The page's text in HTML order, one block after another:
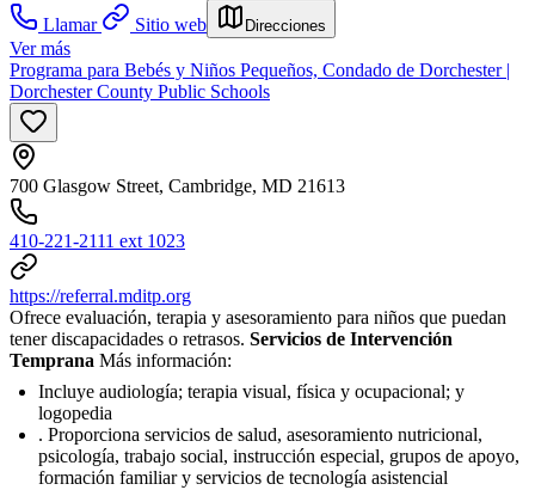
Llamar
Sitio web Direcciones
Ver más
Programa para Bebés y Niños Pequeños, Condado de Dorchester |
Dorchester County Public Schools
700 Glasgow Street, Cambridge, MD 21613
410-221-2111 ext 1023
https://referral.mditp.org
Ofrece evaluación, terapia y asesoramiento para niños que puedan
tener discapacidades o retrasos. Servicios de Intervención
Temprana Más información:
Incluye audiología; terapia visual, física y ocupacional; y
logopedia
. Proporciona servicios de salud, asesoramiento nutricional,
psicología, trabajo social, instrucción especial, grupos de apoyo,
formación familiar y servicios de tecnología asistencial